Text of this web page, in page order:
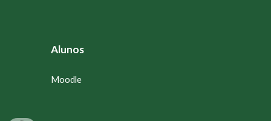
Alunos
Moodle